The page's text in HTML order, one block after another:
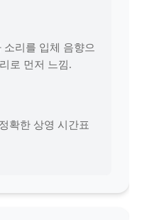
리를 입체 음향으
로 먼저 느낌.
확한 상영 시간표